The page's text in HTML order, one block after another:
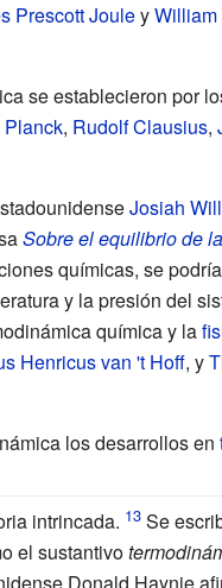
Prescott JouleyWilliam
se establecieron por
Planck, Rudolf Clausius,
Josiah
Sobre el equilibrio de
químicas, se
y la presión del
química y la
Henricus van 't Hoff, y
los desarrollos en
intrincada.
Se
el sustantivo